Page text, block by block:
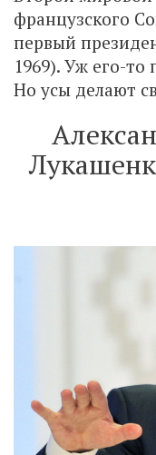
французского
первый
1969). Уж его-то
Но усы делают